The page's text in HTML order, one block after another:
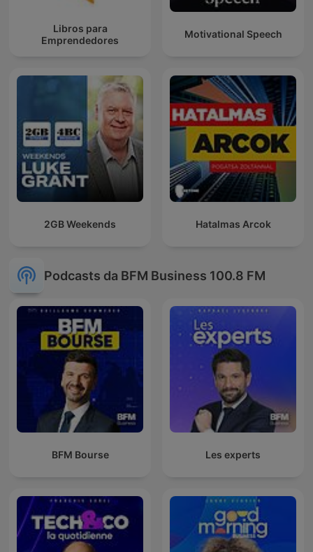
Libros para
Emprendedores
Motivational Speech
2GB Weekends Hatalmas Arcok
Podcasts da BFM Business 100.8 FM
BFM Bourse Les experts